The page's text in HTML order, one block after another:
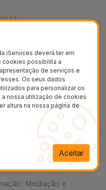
Alternativa de
Mediação e
Consumo do
de Conflitos
Coimbra
de Conflitos
de Consumo
Mediação e
iServices deverá ter em
cookies possibilita a
de serviços e
Os seus dados
para personalizar os
nossa utilização de cookies
altura na nossa página de
Aceitar